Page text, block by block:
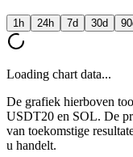
1h 24h 7d 30d
Loading chart data...
De grafiek hierboven
USDT20 en SOL. De
van toekomstige
u handelt.